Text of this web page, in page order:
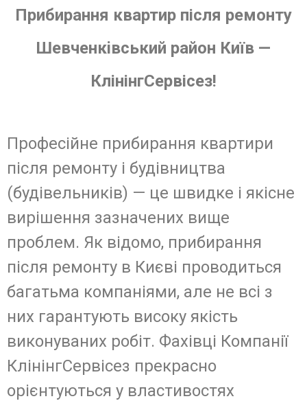
Прибирання квартир після ремонту
Шевченкiвський район Київ —
КлінінгСервісез!
Професійне прибирання квартири
після ремонту і будівництва
(будівельників) — це швидке і якісне
вирішення зазначених вище
проблем. Як відомо, прибирання
після ремонту в Києві проводиться
багатьма компаніями, але не всі з
них гарантують високу якість
виконуваних робіт. Фахівці Компанії
КлінінгСервісез прекрасно
орієнтуються у властивостях